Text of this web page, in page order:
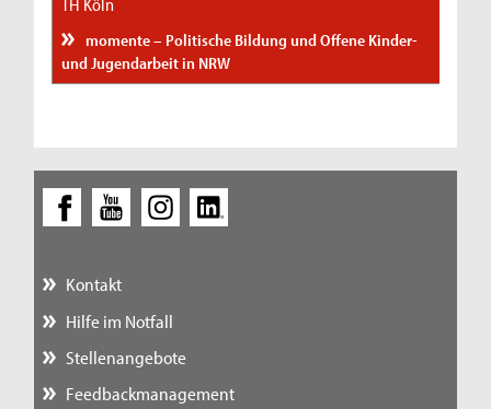
momente – Politische Bildung und Offene Kinder-
und Jugendarbeit in NRW
Kontakt
Hilfe im Notfall
Stellenangebote
Feedbackmanagement